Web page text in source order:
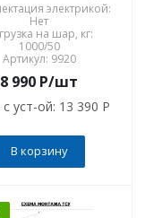
электрикой:
Нет
на шар, кг:
1000/50
Артикул: 9920
8 990 P/шт
уст-ой: 13 390 P
В корзину